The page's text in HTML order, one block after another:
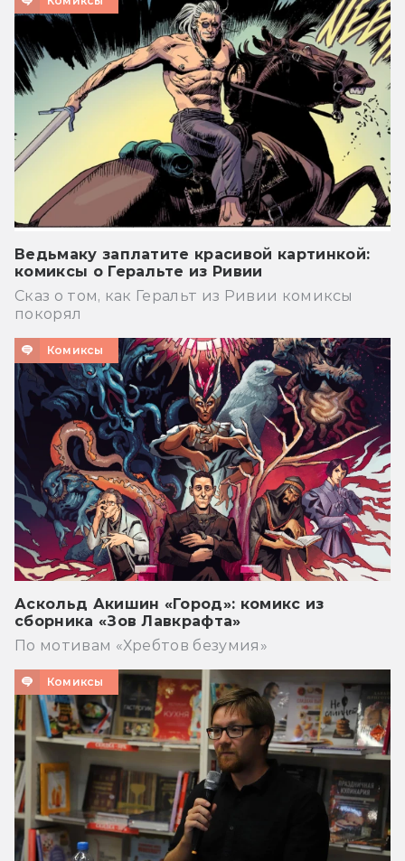
Ведьмаку заплатите красивой картинкой:
комиксы о Геральте из Ривии
Сказ о том, как Геральт из Ривии комиксы
покорял
Комиксы
Аскольд Акишин «Город»: комикс из
сборника «Зов Лавкрафта»
По мотивам «Хребтов безумия»
Комиксы